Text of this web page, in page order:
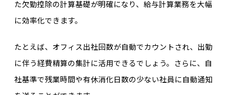
た欠勤控除の計算基礎が明確になり、給与計算業務を大幅
に効率化できます。
たとえば、オフィス出社回数が自動でカウントされ、出勤
に伴う経費精算の集計に活用できるでしょう。さらに、自
社基準で残業時間や有休消化日数の少ない社員に自動通知